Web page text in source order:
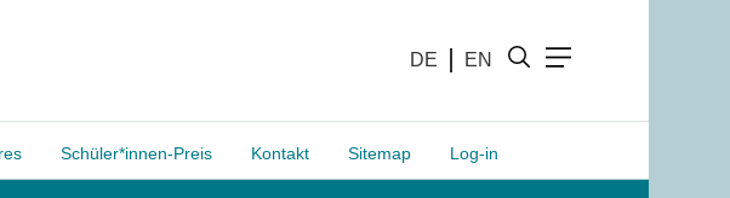
DE EN
Schüler*innen-Preis Kontakt Sitemap Log-in